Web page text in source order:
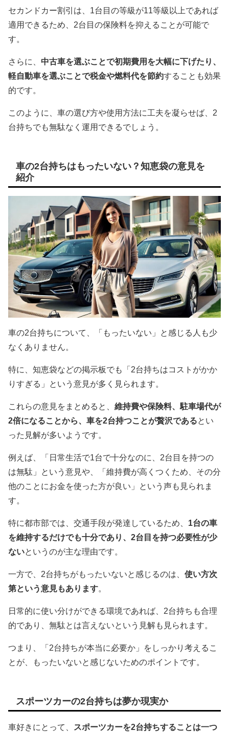
セカンドカー割引は、1台目の等級が11等級以上であれば
適用できるため、2台目の保険料を抑えることが可能で
す。
さらに、 中古車を選ぶことで初期費用を大幅に下げたり、
軽自動車を選ぶことで税金や燃料代を節約することも効果
的です。
このように、車の選び方や使用方法に工夫を凝らせば、2
台持ちでも無駄なく運用できるでしょう。
車の2台持ちはもったいない？知恵袋の意見を
紹介
車の2台持ちについて、「もったいない」と感じる人も少
なくありません。
特に、知恵袋などの掲示板でも「2台持ちはコストがかか
りすぎる」という意見が多く見られます。
これらの意見をまとめると、 維持費や保険料、駐車場代が
2倍になることから、車を2台持つことが贅沢であるとい
った見解が多いようです。
例えば、「日常生活で1台で十分なのに、2台目を持つの
は無駄」という意見や、「維持費が高くつくため、その分
他のことにお金を使った方が良い」という声も見られま
す。
特に都市部では、交通手段が発達しているため、 1台の車
を維持するだけでも十分であり、2台目を持つ必要性が少
ないというのが主な理由です。
一方で、2台持ちがもったいないと感じるのは、 使い方次
第という意見もあります。
日常的に使い分けができる環境であれば、2台持ちも合理
的であり、無駄とは言えないという見解も見られます。
つまり、「2台持ちが本当に必要か」をしっかり考えるこ
とが、もったいないと感じないためのポイントです。
スポーツカーの2台持ちは夢か現実か
車好きにとって、
スポーツカーを2台持ちすることは一つ